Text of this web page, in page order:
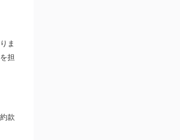
ま
担
款